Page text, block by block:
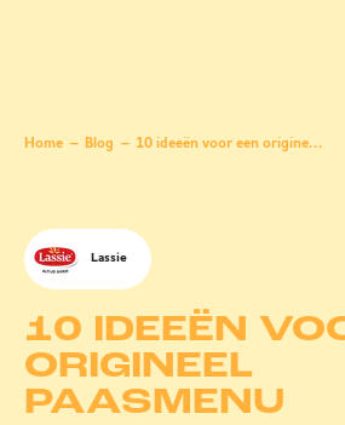
Home Blog 10 ideeën voor een origineel paasmenu
Lassie
10 IDEEËN
ORIGINEEL
PAASMENU